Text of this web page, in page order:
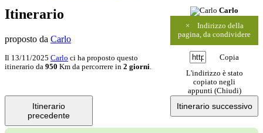
Carlo
×
Indirizzo della
pagina, da condividere
Copia
L'indirizzo è stato
copiato negli
appunti (Chiudi)
Itinerario
proposto da Carlo
Il 13/11/2025 Carlo ci ha proposto questo
itinerario da 950 Km da percorrere in 2 giorni.
Itinerario
precedente
Itinerario successivo